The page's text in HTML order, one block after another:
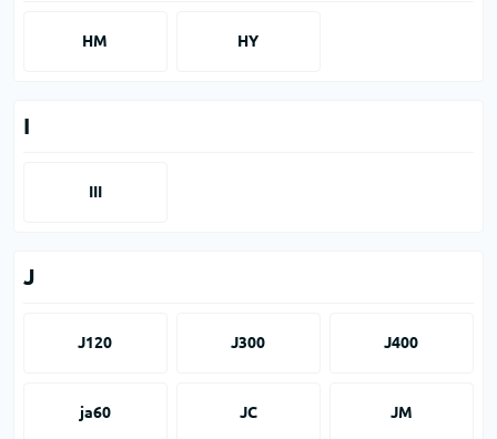
HM HY
I
III
J
J120 J300 J400
ja60 JC JM